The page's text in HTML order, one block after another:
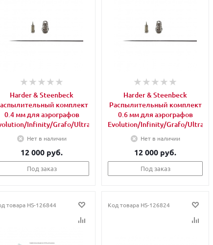
Harder & Steenbeck
комплект
0.4 мм для аэрографов
Infinity/Grafo/Ultra
Нет в наличии
12 000 руб.
Под заказ
Harder & Steenbeck
Распылительный комплект
0.6 мм для аэрографов
Evolution/Infinity/Grafo/Ultra
Нет в наличии
12 000 руб.
Под заказ
товара HS-126844 Код товара HS-126824